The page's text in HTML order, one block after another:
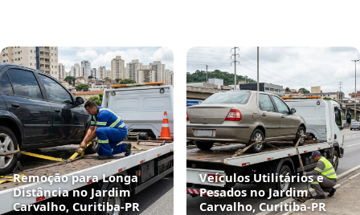
Remoção para Longa
Distância no Jardim
Carvalho, Curitiba‑PR
Veículos Utilitários e
Pesados no Jardim
Carvalho, Curitiba‑PR